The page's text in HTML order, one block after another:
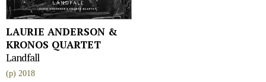
LAURIE ANDERSON &
KRONOS QUARTET
Landfall
(p) 2018